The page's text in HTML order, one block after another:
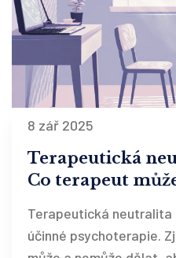
8 zář 2025
Terapeutická
Co terapeut
Terapeutická neutralita
účinné psychoterapie.